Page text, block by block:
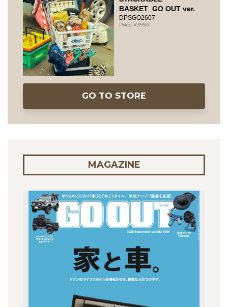
BASKET_GO OUT ver.
DPSGO2607
3950
GO TO STORE
MAGAZINE